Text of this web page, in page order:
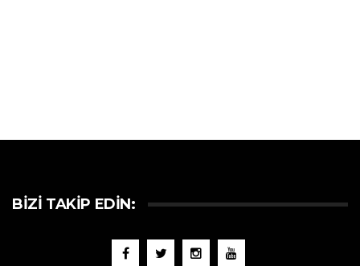
BIZI TAKIP EDIN: